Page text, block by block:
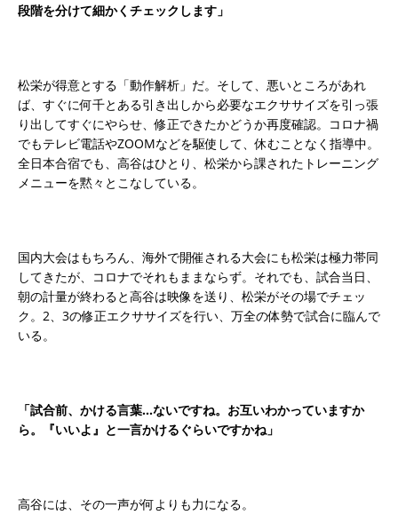
段階を分けて細かくチェックします」
松栄が得意とする「動作解析」だ。そして、悪いところがあれ
ば、すぐに何千とある引き出しから必要なエクササイズを引っ張
り出してすぐにやらせ、修正できたかどうか再度確認。コロナ禍
でもテレビ電話やZOOMなどを駆使して、休むことなく指導中。
全日本合宿でも、高谷はひとり、松栄から課されたトレーニング
メニューを黙々とこなしている。
国内大会はもちろん、海外で開催される大会にも松栄は極力帯同
してきたが、コロナでそれもままならず。それでも、試合当日、
朝の計量が終わると高谷は映像を送り、松栄がその場でチェッ
ク。2、3の修正エクササイズを行い、万全の体勢で試合に臨んで
いる。
「試合前、かける言葉…ないですね。お互いわかっていますか
ら。『いいよ』と一言かけるぐらいですかね」
高谷には、その一声が何よりも力になる。